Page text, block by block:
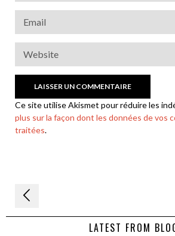
Ce site utilise Akismet pour réduire les
plus sur la façon dont les données de vos
traitées.
Navigation
de LATEST FROM